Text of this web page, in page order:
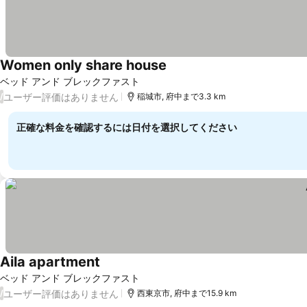
ベッド アンド ブレックファスト
Women only share house
/ユーザー評価はありません 稲城市, 府中まで3.3 km
正確な料金を確認するには日付を選択してください
ベッド アンド ブレックファスト
Aila apartment
/ユーザー評価はありません 西東京市, 府中まで15.9 km